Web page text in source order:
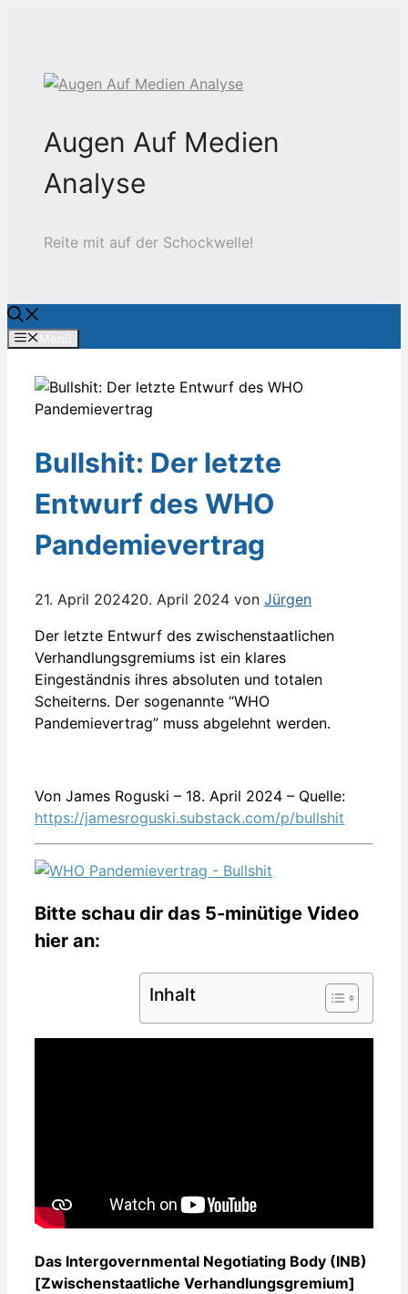
Augen Auf Medien
Analyse
Reite mit auf der Schockwelle!
Menü
Bullshit: Der letzte
Entwurf des WHO
Pandemievertrag
21. April 202420. April 2024 von Jürgen
Der letzte Entwurf des zwischenstaatlichen
Verhandlungsgremiums ist ein klares
Eingeständnis ihres absoluten und totalen
Scheiterns. Der sogenannte “WHO
Pandemievertrag” muss abgelehnt werden.
Von James Roguski – 18. April 2024 – Quelle:
https://jamesroguski.substack.com/p/bullshit
Bitte schau dir das 5-minütige Video
hier an:
Inhalt
Das Intergovernmental Negotiating Body (INB)
[Zwischenstaatliche Verhandlungsgremium]